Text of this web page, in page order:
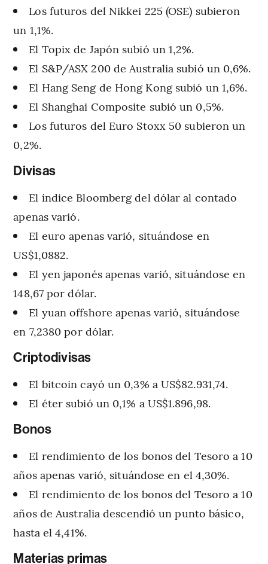
Los futuros del Nikkei 225 (OSE) subieron
un 1,1%.
El Topix de Japón subió un 1,2%.
El S&P/ASX 200 de Australia subió un 0,6%.
El Hang Seng de Hong Kong subió un 1,6%.
El Shanghai Composite subió un 0,5%.
Los futuros del Euro Stoxx 50 subieron un
0,2%.
Divisas
El índice Bloomberg del dólar al contado
apenas varió.
El euro apenas varió, situándose en
US$1,0882.
El yen japonés apenas varió, situándose en
148,67 por dólar.
El yuan offshore apenas varió, situándose
en 7,2380 por dólar.
Criptodivisas
El bitcoin cayó un 0,3% a US$82.931,74.
El éter subió un 0,1% a US$1.896,98.
Bonos
El rendimiento de los bonos del Tesoro a 10
años apenas varió, situándose en el 4,30%.
El rendimiento de los bonos del Tesoro a 10
años de Australia descendió un punto básico,
hasta el 4,41%.
Materias primas